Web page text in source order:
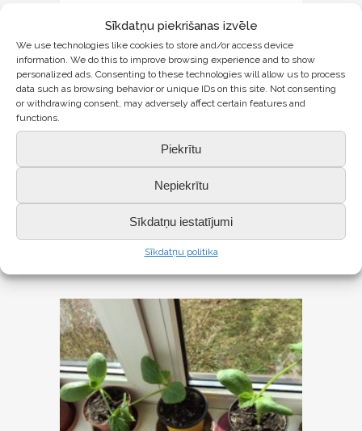
Sīkdatņu piekrišanas izvēle
We use technologies like cookies to store and/or access device
information. We do this to improve browsing experience and to show
personalized ads. Consenting to these technologies will allow us to process
data such as browsing behavior or unique IDs on this site. Not consenting
or withdrawing consent, may adversely affect certain features and
functions.
Piekrītu
Nepiekrītu
Sīkdatņu iestatījumi
Sīkdatņu politika
13 MAI 4.MAIJS
Saldus pamatskolas ēdamzālē šodien
valdīja liela rosība, jo skolēni kopā ar
skolotājiem klāja un dekorēja galdus,